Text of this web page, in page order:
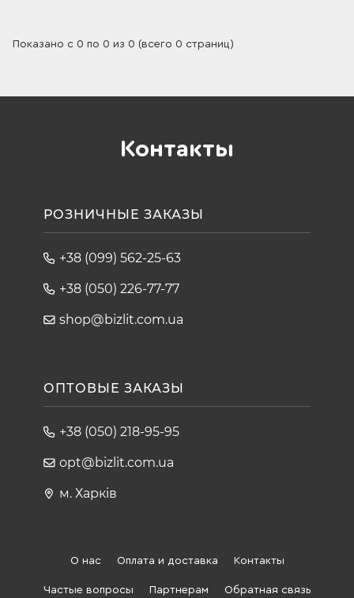
Показано с 0 по 0 из 0 (всего 0 страниц)
Контакты
РОЗНИЧНЫЕ ЗАКАЗЫ
+38 (099) 562-25-63
+38 (050) 226-77-77
shop@bizlit.com.ua
ОПТОВЫЕ ЗАКАЗЫ
+38 (050) 218-95-95
opt@bizlit.com.ua
м. Харків
О нас Оплата и доставка Контакты
Частые вопросы Партнерам Обратная связь